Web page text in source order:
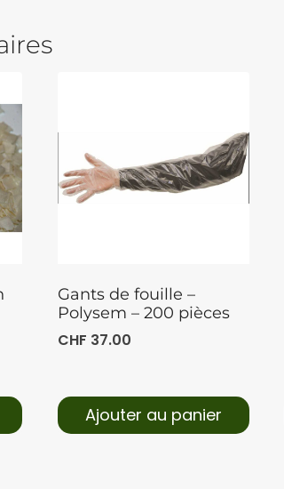
Gants de fouille –
Polysem – 200 pièces
CHF 37.00
Ajouter au panier